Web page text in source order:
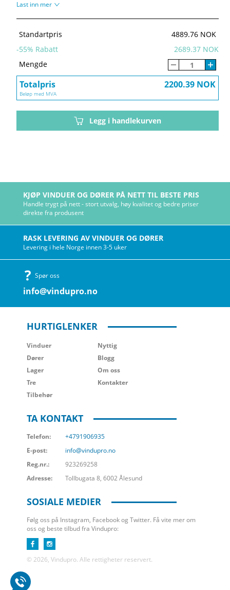
Last inn mer
Standartpris
4889.76 NOK
-55% Rabatt
2689.37 NOK
Mengde
Totalpris 2200.39 NOK
Beløp med MVA
Legg i handlekurven
KJØP VINDUER OG DØRER PÅ NETT TIL BESTE PRIS
Handle trygt på nett - stort utvalg, høy kvalitet og bedre priser
direkte fra produsent
RASK LEVERING AV VINDUER OG DØRER
Levering i hele Norge innen 3-5 uker
Spør oss
info@vindupro.no
HURTIGLENKER
Vinduer
Dører
Lager
Tre
Tilbehør
Nyttig
Blogg
Om oss
Kontakter
TA KONTAKT
Telefon:
+4791906935
E-post:
info@vindupro.no
Reg.nr.:
923269258
Adresse:
Tollbugata 8, 6002 Ålesund
SOSIALE MEDIER
Følg oss på Instagram, Facebook og Twitter. Få vite mer om
oss og beste tilbud fra Vindupro:
© 2026, Vindupro. Alle rettigheter reservert.